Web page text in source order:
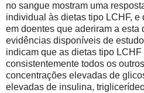
no sangue mostram uma
individual às dietas tipo LCHF, e
em doentes que aderiram a esta
evidências disponíveis de
indicam que as dietas tipo LCHF
consistentemente todos os
concentrações elevadas de
elevadas de insulina,